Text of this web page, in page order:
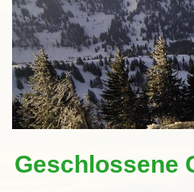
Geschlossene